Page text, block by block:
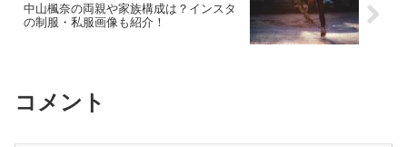
中山楓奈の両親や家族構成は？インスタ
の制服・私服画像も紹介！
コメント